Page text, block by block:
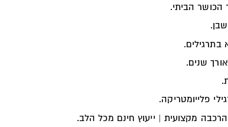
הכושר הביתי.
בתרגילים.
שנים.
פלייומטריקה.
מקצועית | ייעוץ חינם מכל הלב.